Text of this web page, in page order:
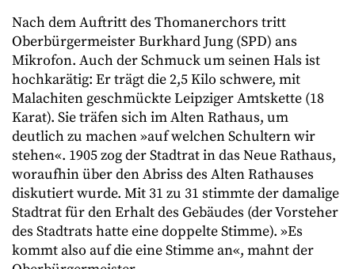
Nach dem Auftritt des Thomanerchors tritt
Oberbürgermeister Burkhard Jung (SPD) ans
Mikrofon. Auch der Schmuck um seinen Hals ist
hochkarätig: Er trägt die 2,5 Kilo schwere, mit
Malachiten geschmückte Leipziger Amtskette (18
Karat). Sie träfen sich im Alten Rathaus, um
deutlich zu machen »auf welchen Schultern wir
stehen«. 1905 zog der Stadtrat in das Neue Rathaus,
woraufhin über den Abriss des Alten Rathauses
diskutiert wurde. Mit 31 zu 31 stimmte der damalige
Stadtrat für den Erhalt des Gebäudes (der Vorsteher
des Stadtrats hatte eine doppelte Stimme). »Es
kommt also auf die eine Stimme an«, mahnt der